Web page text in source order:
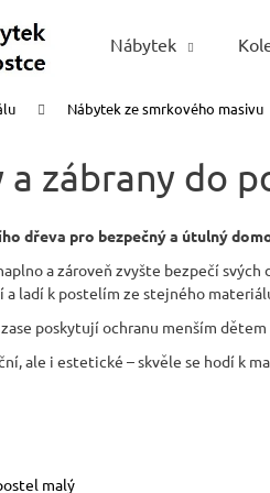
Nábytek
Nábytek ze smrkového masivu
a zábrany do
dřeva pro bezpečný a útulný
a zároveň zvyšte bezpečí
a ladí k postelím ze stejného
zase poskytují ochranu menším
ale i estetické – skvěle se hodí k
malý